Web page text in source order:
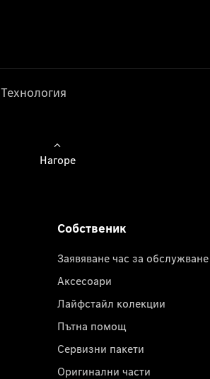
Технология
Нагоре
Собственик
Заявяване час за обслужване
Аксесоари
Лайфстайл колекции
Пътна помощ
Сервизни пакети
Оригинални части